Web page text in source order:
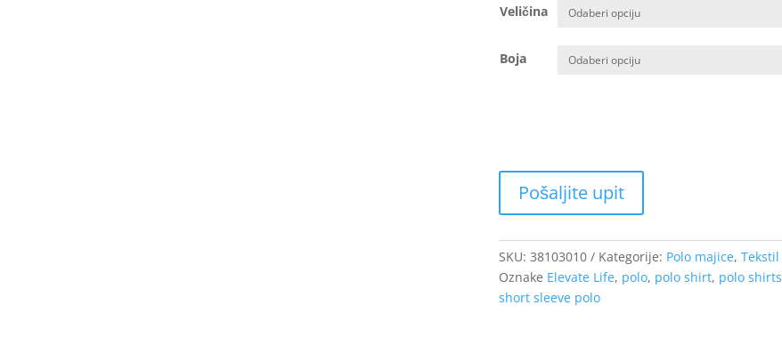
Veličina
Boja
SKU: 38103010 Kategorije: Polo majice, Tekstil
Oznake Elevate Life, polo, polo shirt, polo shirts
short sleeve polo